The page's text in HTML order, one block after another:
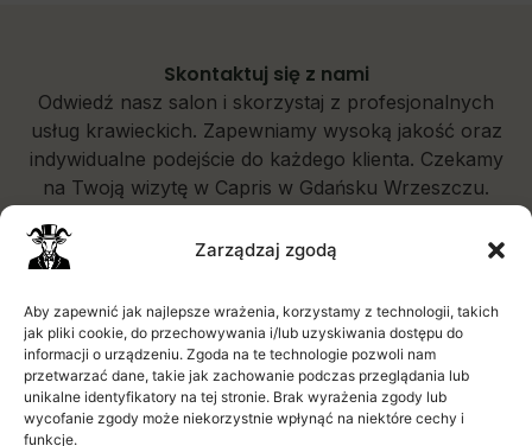
Zarządzaj zgodą
Aby zapewnić jak najlepsze wrażenia, korzystamy z technologii, takich
jak pliki cookie, do przechowywania i/lub uzyskiwania dostępu do
informacji o urządzeniu. Zgoda na te technologie pozwoli nam
przetwarzać dane, takie jak zachowanie podczas przeglądania lub
unikalne identyfikatory na tej stronie. Brak wyrażenia zgody lub
wycofanie zgody może niekorzystnie wpłynąć na niektóre cechy i
funkcje.
Skontaktuj się z nami
Odwiedź nasz salon i skorzystaj z profesjonalnych
usług krawieckich. Zapewniamy wysoką jakość oraz
indywidualne podejście do każdego klienta. Czekamy
na Twoją wizytę w Capris w Gdańsku Wrzeszczu.
+48 537557446
krawiec@capris.pl
Jana Kilińskiego 4, poz 0/lok.43, 80-452 Gdańsk -